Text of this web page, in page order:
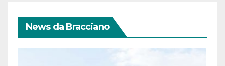
News da Bracciano